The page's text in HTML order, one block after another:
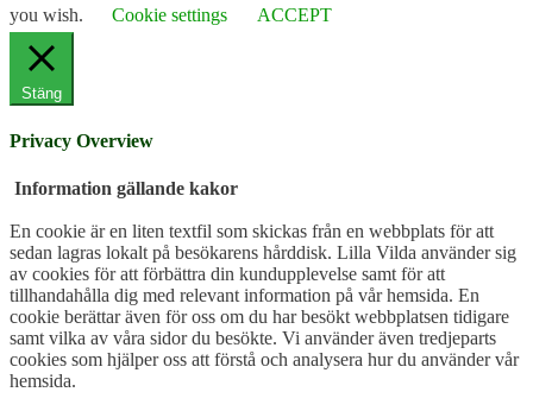
you wish.
Cookie settings ACCEPT
Stäng
Privacy Overview
Information gällande kakor
En cookie är en liten textfil som skickas från en webbplats för att
sedan lagras lokalt på besökarens hårddisk. Lilla Vilda använder sig
av cookies för att förbättra din kundupplevelse samt för att
tillhandahålla dig med relevant information på vår hemsida. En
cookie berättar även för oss om du har besökt webbplatsen tidigare
samt vilka av våra sidor du besökte. Vi använder även tredjeparts
cookies som hjälper oss att förstå och analysera hur du använder vår
hemsida.